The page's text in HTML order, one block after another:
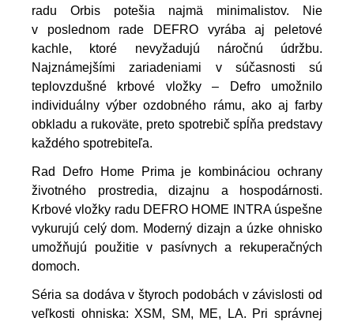
radu Orbis potešia najmä minimalistov. Nie
v poslednom rade DEFRO vyrába aj peletové
kachle, ktoré nevyžadujú náročnú údržbu.
Najznámejšími zariadeniami v súčasnosti sú
teplovzdušné krbové vložky – Defro umožnilo
individuálny výber ozdobného rámu, ako aj farby
obkladu a rukoväte, preto spotrebič spĺňa predstavy
každého spotrebiteľa.
Rad Defro Home Prima je kombináciou ochrany
životného prostredia, dizajnu a hospodárnosti.
Krbové vložky radu DEFRO HOME INTRA úspešne
vykurujú celý dom. Moderný dizajn a úzke ohnisko
umožňujú použitie v pasívnych a rekuperačných
domoch.
Séria sa dodáva v štyroch podobách v závislosti od
veľkosti ohniska: XSM, SM, ME, LA. Pri správnej